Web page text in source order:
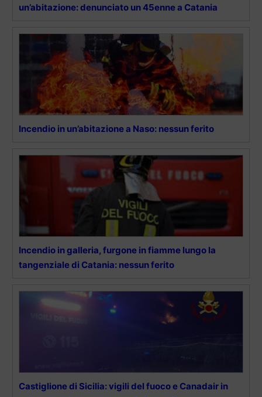
un’abitazione: denunciato un 45enne a Catania
Incendio in un’abitazione a Naso: nessun ferito
Incendio in galleria, furgone in fiamme lungo la
tangenziale di Catania: nessun ferito
Castiglione di Sicilia: vigili del fuoco e Canadair in